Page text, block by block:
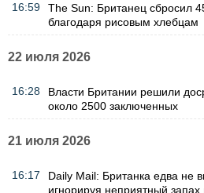
16:59
The Sun: Британец сбросил
благодаря рисовым хлебцам
22 июля 2026
16:28
Власти Британии решили
около 2500 заключенных
21 июля 2026
16:17
Daily Mail: Британка едва не
игнорируя неприятный запах